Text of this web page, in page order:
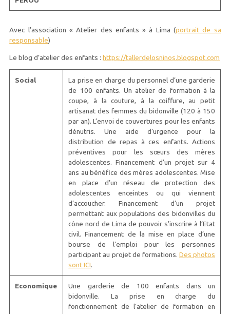
Avec l’association « Atelier des enfants » à Lima (portrait de sa
responsable)
Le blog d’atelier des enfants : https://tallerdelosninos.blogspot.com
Social
La prise en charge du personnel d’une garderie
de 100 enfants. Un atelier de formation à la
coupe, à la couture, à la coiffure, au petit
artisanat des femmes du bidonville (120 à 150
par an). L’envoi de couvertures pour les enfants
dénutris. Une aide d’urgence pour la
distribution de repas à ces enfants. Actions
préventives pour les sœurs des mères
adolescentes. Financement d’un projet sur 4
ans au bénéfice des mères adolescentes. Mise
en place d’un réseau de protection des
adolescentes enceintes ou qui viennent
d’accoucher. Financement d’un projet
permettant aux populations des bidonvilles du
cône nord de Lima de pouvoir s’inscrire à l’Etat
civil. Financement de la mise en place d’une
bourse de l’emploi pour les personnes
participant au projet de formations. Des photos
sont ICI.
Economique
Une garderie de 100 enfants dans un
bidonville. La prise en charge du
fonctionnement de l’atelier de formation en